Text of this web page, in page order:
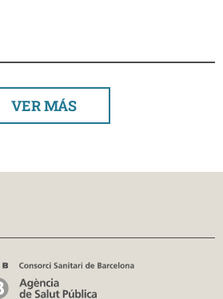
VER MÁS